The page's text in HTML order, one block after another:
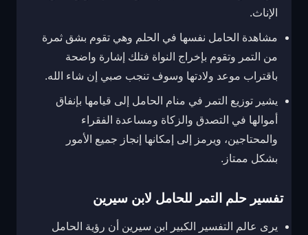
الإناث.
مشاهدة الحامل نفسها في الحلم وهي تقوم بشق ثمرة
من التمر وتقوم بإخراج النواة فتلك إشارة واضحة
باقتراب موعد ولادتها وسوف تنجب صبي إن شاء الله.
يشير توزيع التمر في منام الحامل إلى قيامها بإنفاق
أموالها في التصدق والزكاة ومساعدة الفقراء
والمحتاجين، ويرمز إلى إمكانها إنجاز جميع الأمور
بشكل ممتاز.
تفسير حلم التمر للحامل لابن سيرين
يرى عالم التفسير الكبير ابن سيرين أن رؤية الحامل